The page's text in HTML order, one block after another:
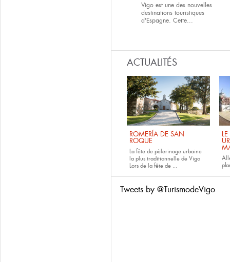
Vigo est une des nouvelles
destinations touristiques
d'Espagne. Cette...
ACTUALITÉS
ROMERÍA DE SAN
ROQUE
La fête de pèlerinage urbaine
la plus traditionnelle de Vigo
Lors de la fête de ...
Tweets by @TurismodeVigo